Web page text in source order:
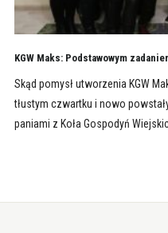
KGW Maks: Podstawowym
Skąd pomysł utworzenia KGW
tłustym czwartku i nowo
paniami z Koła Gospodyń